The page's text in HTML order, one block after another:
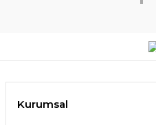
Kurumsal